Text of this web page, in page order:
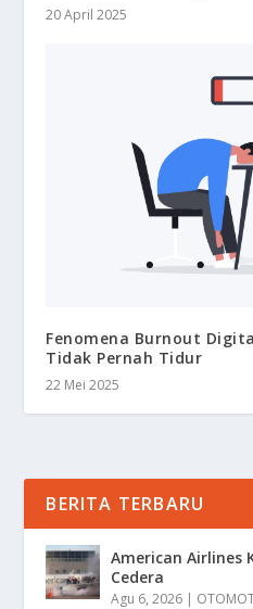
20 April 2025
Fenomena Burnout
Tidak Pernah Tidur
22 Mei 2025
BERITA TERBARU
American Airlines
Cedera
Agu 6, 2026 |